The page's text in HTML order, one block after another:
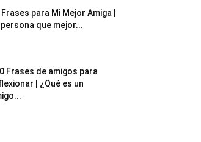
Frases para Mi Mejor Amiga |
persona que mejor...
Frases de amigos para
| ¿Qué es un